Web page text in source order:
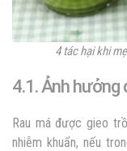
4 tác hại khi
4.1. Ảnh hưởng
Rau má được gieo
nhiễm khuẩn, nếu